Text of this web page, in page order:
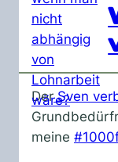
DerSven
meine